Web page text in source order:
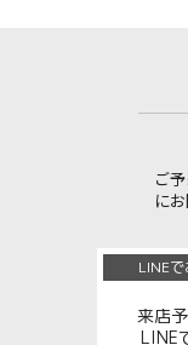
ご
に
LINE
来店
LINE